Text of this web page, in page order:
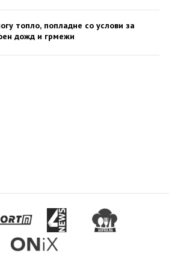
топло, попладне со услови за
дожд и грмежи